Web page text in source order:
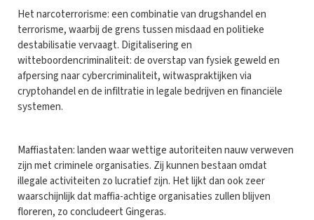
Het narcoterrorisme: een combinatie van drugshandel en
terrorisme, waarbij de grens tussen misdaad en politieke
destabilisatie vervaagt. Digitalisering en
witteboordencriminaliteit: de overstap van fysiek geweld en
afpersing naar cybercriminaliteit, witwaspraktijken via
cryptohandel en de infiltratie in legale bedrijven en financiële
systemen.
Maffiastaten: landen waar wettige autoriteiten nauw verweven
zijn met criminele organisaties. Zij kunnen bestaan omdat
illegale activiteiten zo lucratief zijn. Het lijkt dan ook zeer
waarschijnlijk dat maffia-achtige organisaties zullen blijven
floreren, zo concludeert Gingeras.